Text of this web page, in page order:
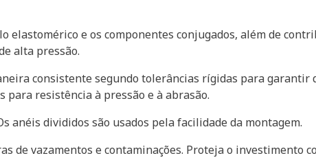
elastomérico e os componentes conjugados, além de
alta pressão.
consistente segundo tolerâncias rígidas para
para resistência à pressão e à abrasão.
anéis divididos são usados pela facilidade da montagem.
de vazamentos e contaminações. Proteja o investimento